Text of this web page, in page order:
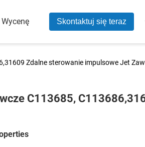
Skontaktuj się teraz
Zdalne sterowanie impulsowe Jet
C113685,